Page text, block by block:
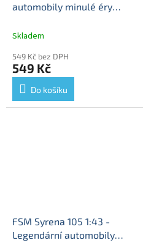
automobily minulé éry
FIAT-132 - kovový model
Skladem
549 Kč bez DPH
549 Kč
Do košíku
FSM Syrena 105 1:43 -
Legendární automobily